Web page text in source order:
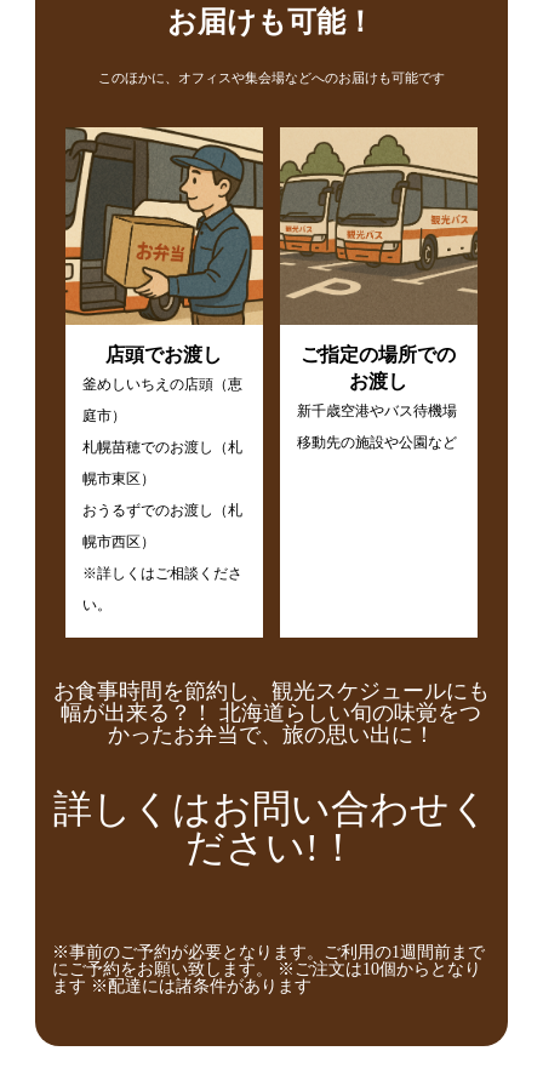
お届けも可能！
このほかに、オフィスや集会場などへのお届けも可能です
店頭でお渡し
釜めしいちえの店頭（恵
庭市）
札幌苗穂でのお渡し（札
幌市東区）
おうるずでのお渡し（札
幌市西区）
※詳しくはご相談くださ
い。
ご指定の場所での
お渡し
新千歳空港やバス待機場
移動先の施設や公園など
お食事時間を節約し、観光スケジュールにも
幅が出来る？！ 北海道らしい旬の味覚をつ
かったお弁当で、旅の思い出に！
詳しくはお問い合わせく
ださい!！
※事前のご予約が必要となります。ご利用の1週間前まで
にご予約をお願い致します。 ※ご注文は10個からとなり
ます ※配達には諸条件があります